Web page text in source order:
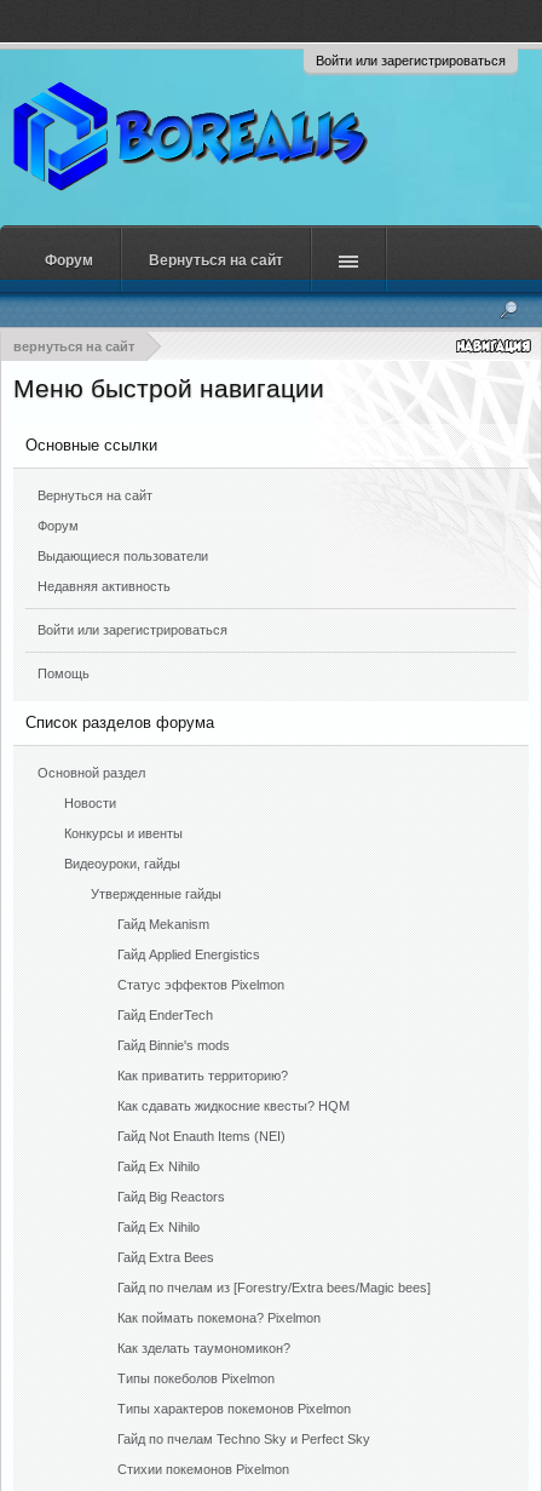
Войти или зарегистрироваться
вернуться на сайт
Меню быстрой навигации
Основные ссылки
Вернуться на сайт
Форум
Выдающиеся пользователи
Недавняя активность
Войти или зарегистрироваться
Помощь
Список разделов форума
Основной раздел
Новости
Конкурсы и ивенты
Видеоуроки, гайды
Утвержденные гайды
Гайд Mekanism
Гайд Applied Energistics
Cтатус эффектов Pixelmon
Гайд EnderTech
Гайд Binnie's mods
Как приватить территорию?
Как сдавать жидкосние квесты? HQM
Гайд Not Enauth Items (NEI)
Гайд Ex Nihilo
Гайд Big Reactors
Гайд Ex Nihilo
Гайд Extra Bees
Гайд по пчелам из [Forestry/Extra bees/Magic bees]
Как поймать покемона? Pixelmon
Как зделать таумономикон?
Типы покеболов Pixelmon
Типы характеров покемонов Pixelmon
Гайд по пчелам Techno Sky и Perfect Sky
Стихии покемонов Pixelmon
Форум Вернуться на сайт